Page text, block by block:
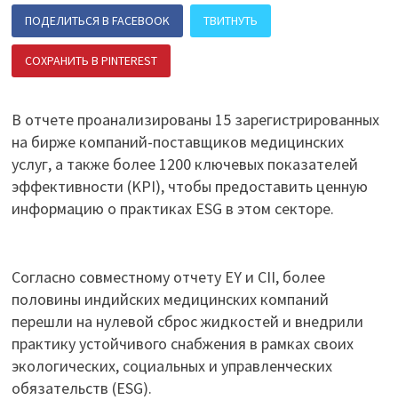
ПОДЕЛИТЬСЯ В FACEBOOK ТВИТНУТЬ
СОХРАНИТЬ В PINTEREST
В отчете проанализированы 15 зарегистрированных
на бирже компаний-поставщиков медицинских
услуг, а также более 1200 ключевых показателей
эффективности (KPI), чтобы предоставить ценную
информацию о практиках ESG в этом секторе.
Согласно совместному отчету EY и CII, более
половины индийских медицинских компаний
перешли на нулевой сброс жидкостей и внедрили
практику устойчивого снабжения в рамках своих
экологических, социальных и управленческих
обязательств (ESG).